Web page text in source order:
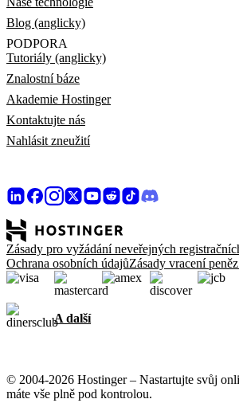
Blog (anglicky)
PODPORA
Tutoriály (anglicky)
Znalostní báze
Akademie Hostinger
Kontaktujte nás
Nahlásit zneužití
Zásady pro vyžádání neveřejných
Ochrana osobních údajůZásady vracení peněz
A další
© 2004-2026 Hostinger – Nastartujte svůj
máte vše plně pod kontrolou.